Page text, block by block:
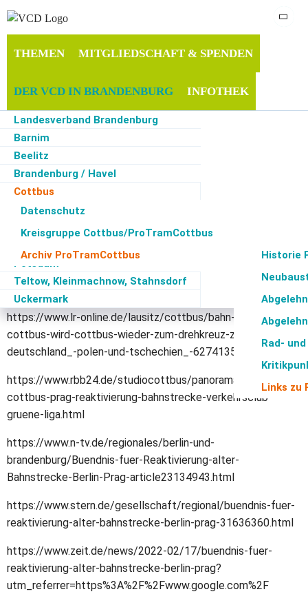
THEMEN MITGLIEDSCHAFT & SPENDEN
DER VCD IN BRANDENBURG
Landesverband Brandenburg
Barnim
Beelitz
Brandenburg / Havel
Cottbus
Datenschutz
Kreisgruppe Cottbus/ProTramCottbus
Archiv ProTramCottbus
Historie
Rad-
Links zu
Maerkisch-Oderland
Neuruppin
Potsdam
Teltow, Kleinmachnow, Stahnsdorf
Uckermark
INFOTHEK
Start· Der VCD in Brandenburg
Februar 2022: Pressekonferenz zur Bahnstrecke Berlin-
Cottbus-Prag:
https://www.lr-online.de/lausitz/cottbus/bahn-verkehr-
cottbus-wird-cottbus-wieder-zum-drehkreuz-zwischen-
deutschland_-polen-und-tschechien_-62741351.html
https://www.rbb24.de/studiocottbus/panorama/2022/02/
cottbus-prag-reaktivierung-bahnstrecke-verkehrsclub-
gruene-liga.html
https://www.n-tv.de/regionales/berlin-und-
brandenburg/Buendnis-fuer-Reaktivierung-alter-
Bahnstrecke-Berlin-Prag-article23134943.html
https://www.stern.de/gesellschaft/regional/buendnis-fuer-
reaktivierung-alter-bahnstrecke-berlin-prag-31636360.html
https://www.zeit.de/news/2022-02/17/buendnis-fuer-
reaktivierung-alter-bahnstrecke-berlin-prag?
utm_referrer=https%3A%2F%2Fwww.google.com%2F